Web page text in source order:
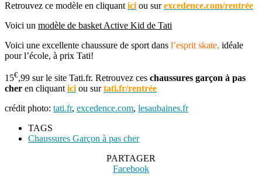
Retrouvez ce modèle en cliquant ici ou surexcedence.com/rentrée
Voici un modèle de basket Active Kid de Tati
Voici une excellente chaussure de sport dans l’esprit skate, idéale
pour l’école, à prix Tati!
15€,99 sur le site Tati.fr. Retrouvez ces chaussures garçon à pas
cher en cliquant ici ou surtati.fr/rentrée
crédit photo: tati.fr, excedence.com, lesaubaines.fr
TAGS
Chaussures Garçon à pas cher
PARTAGER
Facebook